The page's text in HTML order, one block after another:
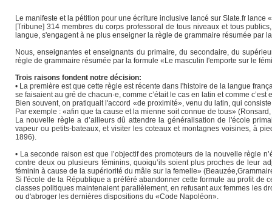
Le manifeste et la pétition pour une écriture inclusive lancé sur Slate.fr
[Tribune] 314 membres du corps professoral de tous niveaux et tous
langue, s'engagent à ne plus enseigner la règle de grammaire résumée par
Nous, enseignantes et enseignants du primaire, du secondaire, du
règle de grammaire résumée par la formule «Le masculin l'emporte sur le
Trois raisons fondent notre décision:
• La première est que cette règle est récente dans l'histoire de la langue
se faisaient au gré de chacun·e, comme c’était le cas en latin et comme
Bien souvent, on pratiquait l'accord «de proximité», venu du latin, qui
Par exemple : «afin que ta cause et la mienne soit connue de tous»
La nouvelle règle a d’ailleurs dû attendre la généralisation de l'école
vapeur ou petits-bateaux, et visiter les coteaux et montagnes voisines, à
1896).
• La seconde raison est que l’objectif des promoteurs de la nouvelle règle
contre deux ou plusieurs féminins, quoiqu’ils soient plus proches de leur
féminin à cause de la supériorité du mâle sur la femelle»
Si l'école de la République a préféré abandonner cette formule au profit de
classes politiques maintenaient parallèlement, en refusant aux femmes les
ou d'abroger les dernières dispositions du «Code Napoléon».